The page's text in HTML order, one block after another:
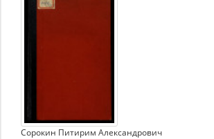
Сорокин Питирим Александрович